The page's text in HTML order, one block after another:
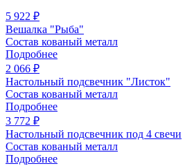
5 922 ₽
Вешалка "Рыба"
Состав кованый металл
Подробнее
2 066 ₽
Настольный подсвечник "Листок"
Состав кованый металл
Подробнее
3 772 ₽
Настольный подсвечник под 4 свечи
Состав кованый металл
Подробнее